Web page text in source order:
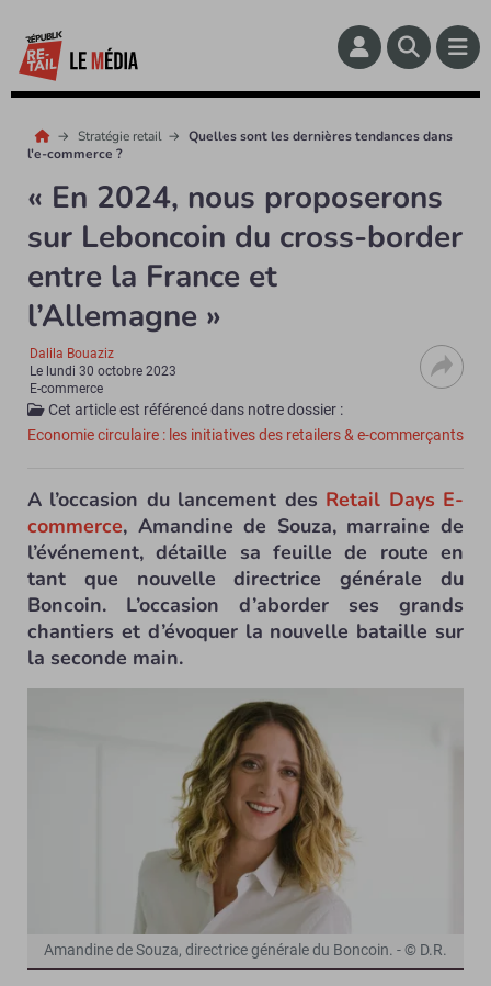
Stratégie retail
Quelles sont les dernières tendances dans
l'e-commerce ?
« En 2024, nous proposerons
sur Leboncoin du cross-border
entre la France et
l’Allemagne »
Dalila Bouaziz
Le lundi 30 octobre 2023
E-commerce
Cet article est référencé dans notre dossier :
Economie circulaire : les initiatives des retailers & e-commerçants
A l’occasion du lancement des Retail Days E-
commerce, Amandine de Souza, marraine de
l’événement, détaille sa feuille de route en
tant que nouvelle directrice générale du
Boncoin. L’occasion d’aborder ses grands
chantiers et d’évoquer la nouvelle bataille sur
la seconde main.
Amandine de Souza, directrice générale du Boncoin. - © D.R.